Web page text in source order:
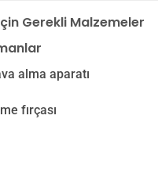
Gerekli Malzemeler
alma aparatı
fırçası